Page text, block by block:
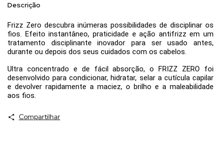
Descrição
Frizz Zero descubra inúmeras possibilidades de disciplinar os
fios. Efeito instantâneo, praticidade e ação antifrizz em um
tratamento disciplinante inovador para ser usado antes,
durante ou depois dos seus cuidados com os cabelos.
Ultra concentrado e de fácil absorção, o FRIZZ ZERO foi
desenvolvido para condicionar, hidratar, selar a cutícula capilar
e devolver rapidamente a maciez, o brilho e a maleabilidade
aos fios.
Compartilhar